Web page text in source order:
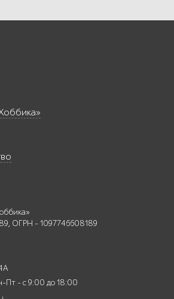
ОГРН - 1097746608189
Пт - с 9:00 до 18:00